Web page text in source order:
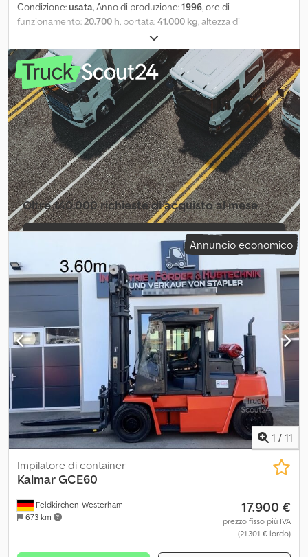
Condizione:usata, Anno di produzione:1996, ore di
funzionamento:20.700 h, portata:41.000 kg, altezza di
, tipo di carburante:
costruzione:4.800 mm, tipo di ingranaggio:automatico,
Equipaggiamento: cabina, protezione testa
, 2 unità disponibili. La
posizione è tra Monaco e Norimberga. Visione su appuntamento
e ritiro a Monaco nelle vicinanze. Cedpfszfykqsx Apyerf Tutte le
ispezioni sono state effettuate, buone condizioni. Motore nuovo
Mercedes 222 kW (302 CV), 1150 ore di funzionamento, 302 ore
dopo la sostituzione. Visione solo previo accordo. F 198 Ferrari
Larghezza anteriore: 4250 mm Posteriore: 3360 mm Lunghezza
telaio: 8800 mm Altezza totale: 4570 mm Altezza telaio: 3350 mm
(A? Bock) Peso totale: 66800 kg - 9500 kg spreader? 8500 kg
albero
Oltre 140.000 richieste di acquisto al mese
Selezioni il pacchetto pubblicitario per
venditori
Annuncio economico
1 / 11
Feldkirchen-Westerham
673 km
Impilatore di container
KalmarGCE60
17.900 €
prezzo fisso più IVA
(21.301 € lordo)